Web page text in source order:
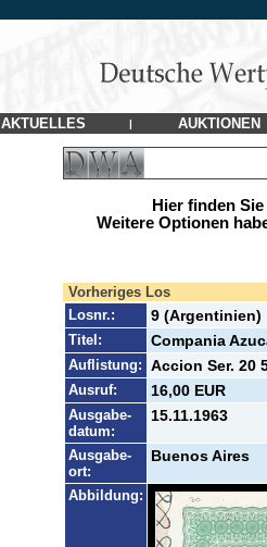
AKTUELLES | AUKTIONEN
Hier finden
Weitere Optionen
Vorheriges Los
Losnr.:
9 (Argentinien)
Titel: Compania
Auflistung: Accion Ser. 20
Ausruf: 16,00 EUR
Ausgabe-
datum:
15.11.1963
Ausgabe-
ort:
Buenos Aires
Abbildung: